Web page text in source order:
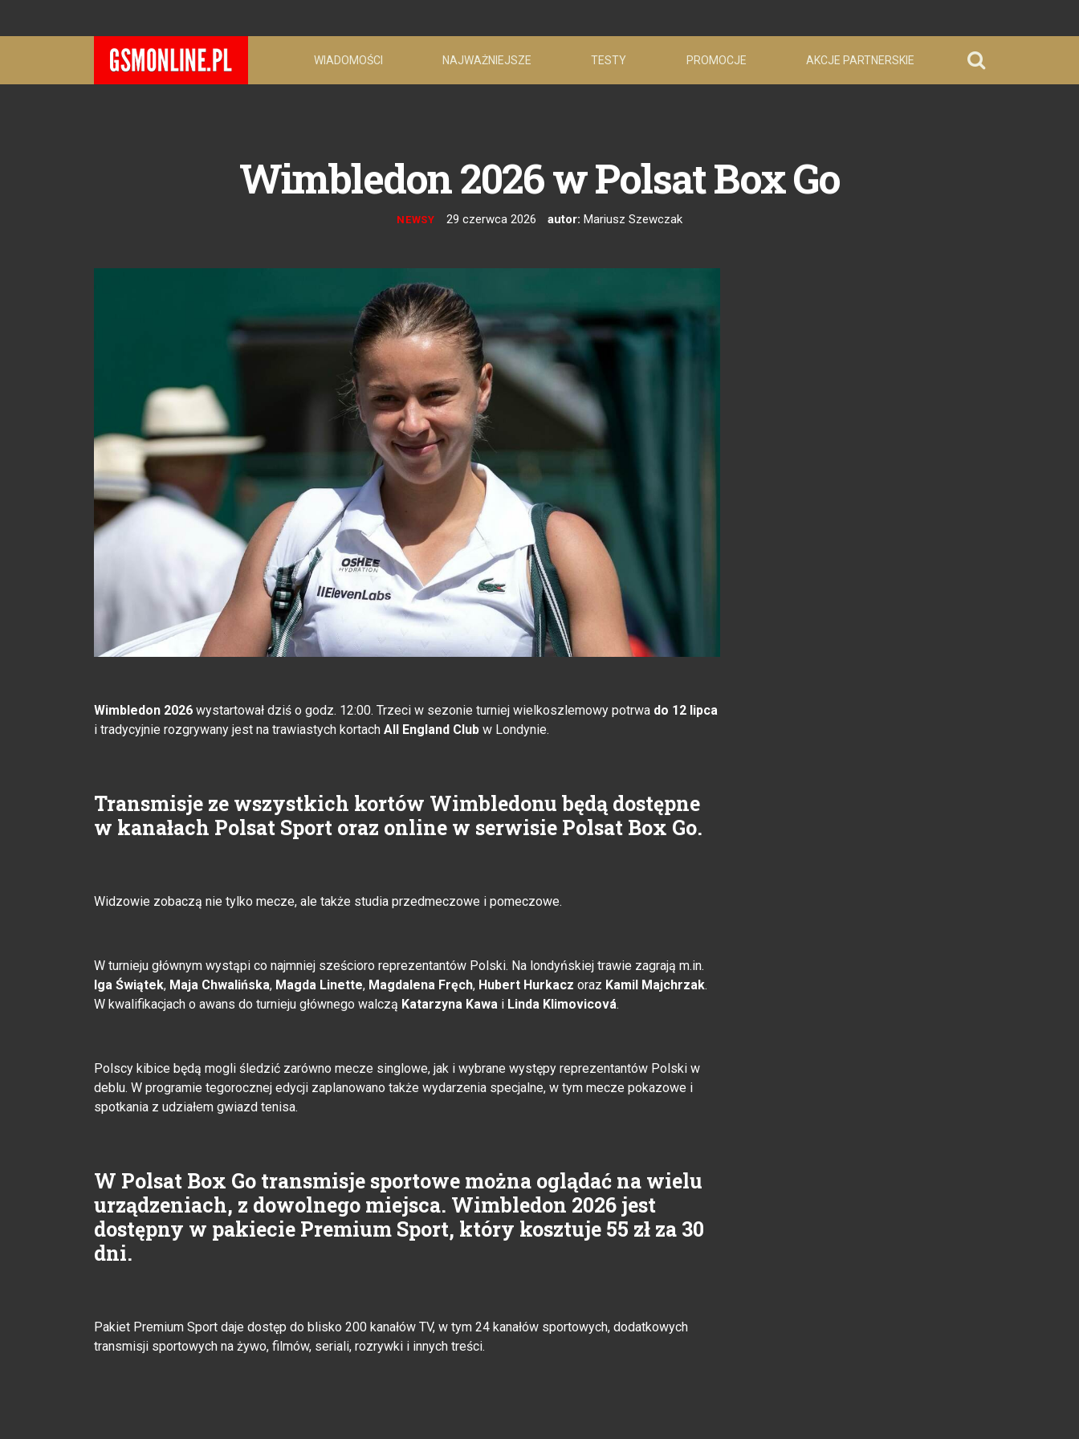
WIADOMOŚCI NAJWAŻNIEJSZE TESTY PROMOCJE AKCJE PARTNERSKIE
Wimbledon 2026 w Polsat Box Go
NEWSY 29 czerwca 2026 autor: Mariusz Szewczak
Wimbledon 2026 wystartował dziś o godz. 12:00. Trzeci w sezonie turniej wielkoszlemowy potrwa do 12 lipca
i tradycyjnie rozgrywany jest na trawiastych kortach All England Club w Londynie.
Transmisje ze wszystkich kortów Wimbledonu będą dostępne
w kanałach Polsat Sport oraz online w serwisie Polsat Box Go.
Widzowie zobaczą nie tylko mecze, ale także studia przedmeczowe i pomeczowe.
W turnieju głównym wystąpi co najmniej sześcioro reprezentantów Polski. Na londyńskiej trawie zagrają m.in.
Iga Świątek, Maja Chwalińska, Magda Linette, Magdalena Fręch, Hubert Hurkacz oraz Kamil Majchrzak.
W kwalifikacjach o awans do turnieju głównego walczą Katarzyna Kawa i Linda Klimovicová.
Polscy kibice będą mogli śledzić zarówno mecze singlowe, jak i wybrane występy reprezentantów Polski w
deblu. W programie tegorocznej edycji zaplanowano także wydarzenia specjalne, w tym mecze pokazowe i
spotkania z udziałem gwiazd tenisa.
W Polsat Box Go transmisje sportowe można oglądać na wielu
urządzeniach, z dowolnego miejsca. Wimbledon 2026 jest
dostępny w pakiecie Premium Sport, który kosztuje 55 zł za 30
dni.
Pakiet Premium Sport daje dostęp do blisko 200 kanałów TV, w tym 24 kanałów sportowych, dodatkowych
transmisji sportowych na żywo, filmów, seriali, rozrywki i innych treści.